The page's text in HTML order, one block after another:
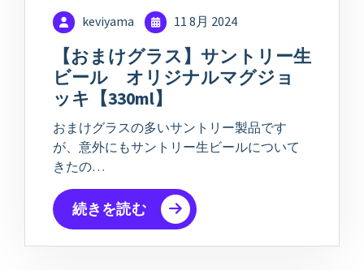
keviyama 11 8月 2024
【おまけグラス】サントリー生
ビール オリジナルマグジョ
ッキ【330ml】
おまけグラスの多いサントリー製品です
が、意外にもサントリー生ビールについて
きたの…
続きを読む